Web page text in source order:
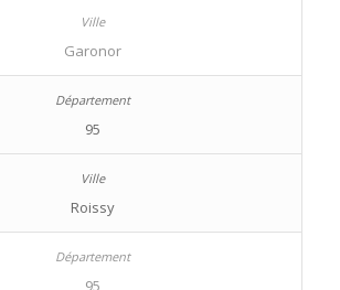
Garonor
95
Roissy
95